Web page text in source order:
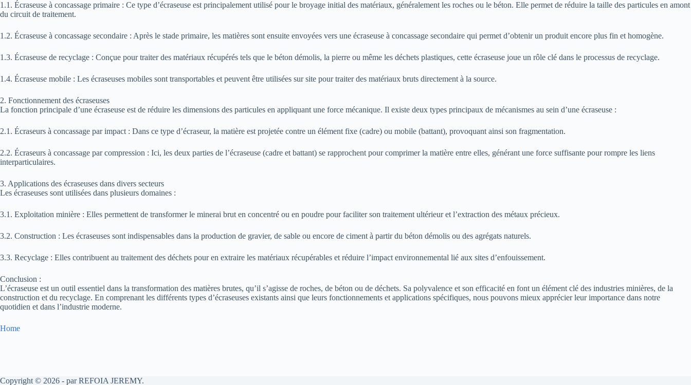
1.1. Écraseuse à concassage primaire : Ce type d’écraseuse est principalement utilisé pour le broyage initial des matériaux, généralement les roches ou le béton. Elle permet de réduire la taille des particules en amont
du circuit de traitement.
1.2. Écraseuse à concassage secondaire : Après le stade primaire, les matières sont ensuite envoyées vers une écraseuse à concassage secondaire qui permet d’obtenir un produit encore plus fin et homogène.
1.3. Écraseuse de recyclage : Conçue pour traiter des matériaux récupérés tels que le béton démolis, la pierre ou même les déchets plastiques, cette écraseuse joue un rôle clé dans le processus de recyclage.
1.4. Écraseuse mobile : Les écraseuses mobiles sont transportables et peuvent être utilisées sur site pour traiter des matériaux bruts directement à la source.
2. Fonctionnement des écraseuses
La fonction principale d’une écraseuse est de réduire les dimensions des particules en appliquant une force mécanique. Il existe deux types principaux de mécanismes au sein d’une écraseuse :
2.1. Écraseurs à concassage par impact : Dans ce type d’écraseur, la matière est projetée contre un élément fixe (cadre) ou mobile (battant), provoquant ainsi son fragmentation.
2.2. Écraseurs à concassage par compression : Ici, les deux parties de l’écraseuse (cadre et battant) se rapprochent pour comprimer la matière entre elles, générant une force suffisante pour rompre les liens
interparticulaires.
3. Applications des écraseuses dans divers secteurs
Les écraseuses sont utilisées dans plusieurs domaines :
3.1. Exploitation minière : Elles permettent de transformer le minerai brut en concentré ou en poudre pour faciliter son traitement ultérieur et l’extraction des métaux précieux.
3.2. Construction : Les écraseuses sont indispensables dans la production de gravier, de sable ou encore de ciment à partir du béton démolis ou des agrégats naturels.
3.3. Recyclage : Elles contribuent au traitement des déchets pour en extraire les matériaux récupérables et réduire l’impact environnemental lié aux sites d’enfouissement.
Conclusion :
L’écraseuse est un outil essentiel dans la transformation des matières brutes, qu’il s’agisse de roches, de béton ou de déchets. Sa polyvalence et son efficacité en font un élément clé des industries minières, de la
construction et du recyclage. En comprenant les différents types d’écraseuses existants ainsi que leurs fonctionnements et applications spécifiques, nous pouvons mieux apprécier leur importance dans notre
quotidien et dans l’industrie moderne.
Home
Copyright © 2026 - par REFOIA JEREMY.